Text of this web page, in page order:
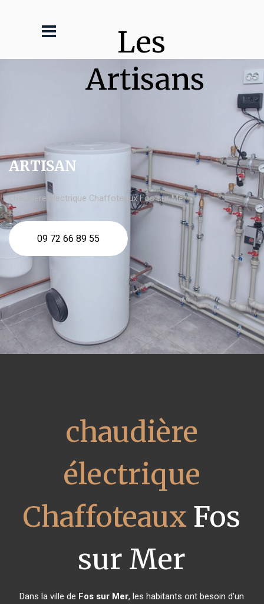
Les
Artisans
ARTISAN
chaudière électrique Chaffoteaux Fos sur Mer
09 72 66 89 55
chaudière
électrique
Chaffoteaux Fos
sur Mer
Dans la ville de Fos sur Mer, les habitants ont besoin d'un